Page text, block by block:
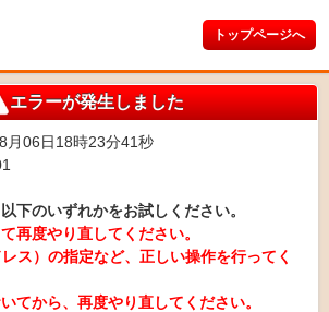
トップページへ
エラーが発生しました
月06日18時23分41秒
下のいずれかをお試しください。
再度やり直してください。
ス）の指定など、正しい操作を行ってく
てから、再度やり直してください。